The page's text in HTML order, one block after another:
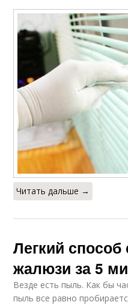
Читать дальше →
Легкий
жалюзи за 5
Везде есть пыль. Как бы
пыль все равно